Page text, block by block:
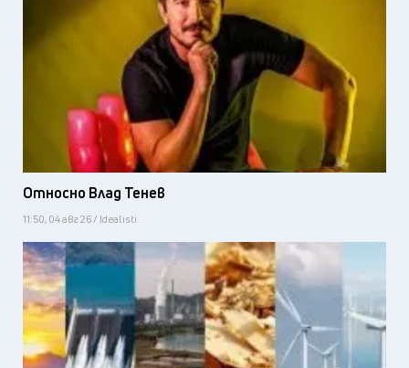
Относно Влад Тенев
11:50, 04 авг 26 / Idealisti